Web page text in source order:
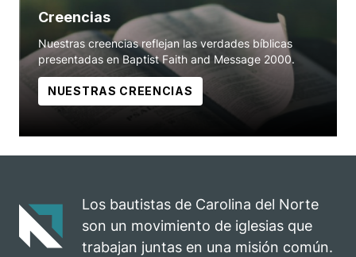
Creencias
Nuestras creencias reflejan las verdades bíblicas
presentadas en Baptist Faith and Message 2000.
NUESTRAS CREENCIAS
Los bautistas de Carolina del Norte
son un movimiento de iglesias que
trabajan juntas en una misión común.